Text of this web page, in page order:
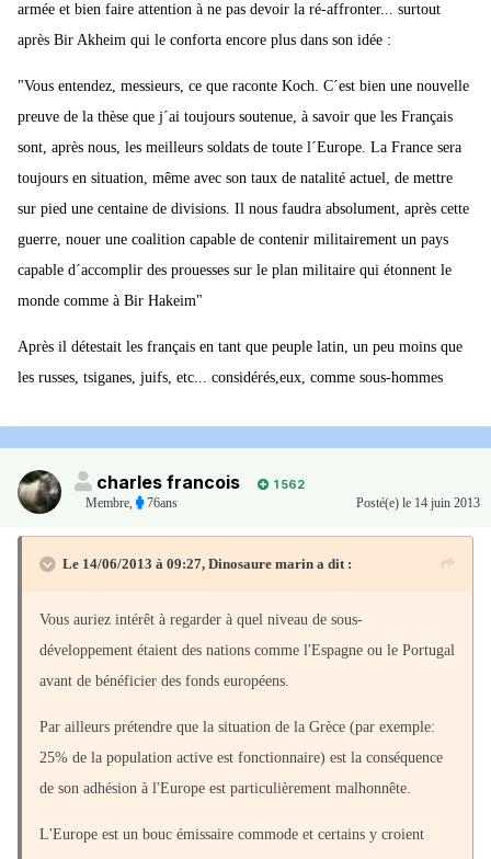
armée et bien faire attention à ne pas devoir la ré-affronter... surtout
après Bir Akheim qui le conforta encore plus dans son idée :
"Vous entendez, messieurs, ce que raconte Koch. C´est bien une nouvelle
preuve de la thèse que j´ai toujours soutenue, à savoir que les Français
sont, après nous, les meilleurs soldats de toute l´Europe. La France sera
toujours en situation, même avec son taux de natalité actuel, de mettre
sur pied une centaine de divisions. Il nous faudra absolument, après cette
guerre, nouer une coalition capable de contenir militairement un pays
capable d´accomplir des prouesses sur le plan militaire qui étonnent le
monde comme à Bir Hakeim"
Après il détestait les français en tant que peuple latin, un peu moins que
les russes, tsiganes, juifs, etc... considérés,eux, comme sous-hommes
charles francois
1 562
Membre, 76ans Posté(e) le 14 juin 2013
Le 14/06/2013 à 09:27, Dinosaure marin a dit :
Vous auriez intérêt à regarder à quel niveau de sous-
développement étaient des nations comme l'Espagne ou le Portugal
avant de bénéficier des fonds européens.
Par ailleurs prétendre que la situation de la Grèce (par exemple:
25% de la population active est fonctionnaire) est la conséquence
de son adhésion à l'Europe est particulièrement malhonnête.
L'Europe est un bouc émissaire commode et certains y croient